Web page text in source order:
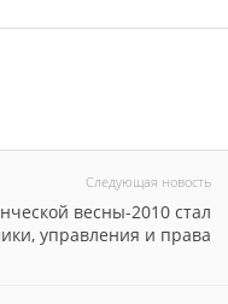
Следующая новость
весны-2010 стал
управления и права